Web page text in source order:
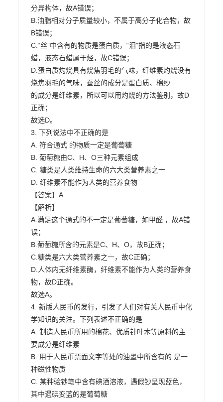
分异构体，故A错误；
B.油脂相对分子质量较小，不属于高分子化合物，故
B错误；
C.“丝”中含有的物质是蛋白质，“泪”指的是液态石
蜡，液态石蜡属于烃，故C错误；
D.蛋白质灼烧具有烧焦羽毛的气味，纤维素灼烧没有
烧焦羽毛的气味，蚕丝的成分是蛋白质、棉纱
的成分是纤维素，所以可以用灼烧的方法鉴别，故D
正确；
故选D。
3. 下列说法中不正确的是
A. 符合通式 的物质一定是葡萄糖
B. 葡萄糖由C、H、O三种元素组成
C. 糖类是人类维持生命的六大类营养素之一
D. 纤维素不能作为人类的营养食物
【答案】A
【解析】
A.满足这个通式的不一定是葡萄糖，如甲醛 ，故A错
误；
B.葡萄糖所含的元素是C、H、O，故B正确；
C.糖类是六大类营养素之一，故C正确；
D.人体内无纤维素酶，纤维素不能作为人类的营养食
物，故D正确。
故选A。
4. 新版人民币的发行，引发了人们对有关人民币中化
学知识的关注。下列表述不正确的是
A. 制造人民币所用的棉花、优质针叶木等原料的主
要成分是纤维素
B. 用于人民币票面文字等处的油墨中所含有的 是一
种磁性物质
C. 某种验钞笔中含有碘酒溶液，遇假钞呈现蓝色，
其中遇碘变蓝的是葡萄糖